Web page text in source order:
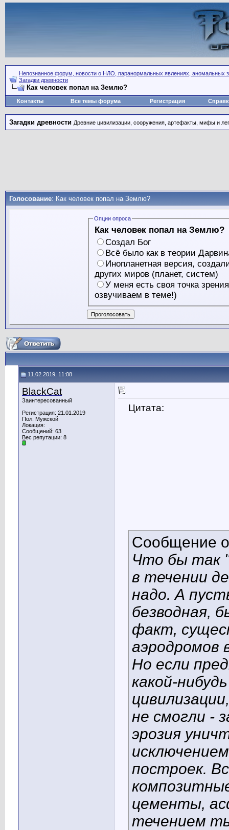
Непознанное форум, новости о НЛО, паранормальных явлениях, аномальных
Загадки древности
Как человек попал на Землю?
Контакты Все темы форума Регистрация
Загадки древности Древние цивилизации, сооружения, артефакты, мифы и
Голосование: Как человек попал на Землю?
Опции опроса
Как человек попал на Землю?
Создал Бог
Всё было как в теории
Инопланетная версия,
других миров (планет, систем)
У меня есть своя точка
озвучиваем в теме!)
11.02.2019, 11:08
BlackCat
Заинтересованный
Регистрация: 21.01.2019
Пол: Мужской
Локация:
Сообщений: 63
Вес репутации: 8
Цитата:
Сообщение
Что бы так
в течении
надо. А
безводная,
факт,
аэродромов
Но если
какой-
не смогли -
эрозия
построек.
цементы,
течением